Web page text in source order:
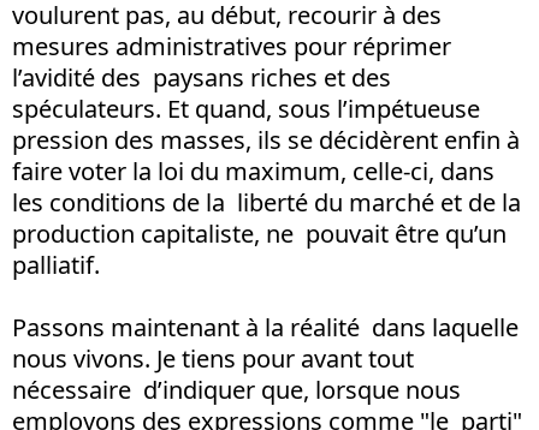
voulurent pas, au début, recourir à des
mesures administratives pour réprimer
l’avidité des paysans riches et des
spéculateurs. Et quand, sous l’impétueuse
pression des masses, ils se décidèrent enfin à
faire voter la loi du maximum, celle-ci, dans
les conditions de la liberté du marché et de la
production capitaliste, ne pouvait être qu’un
palliatif.
Passons maintenant à la réalité dans laquelle
nous vivons. Je tiens pour avant tout
nécessaire d’indiquer que, lorsque nous
employons des expressions comme "le parti"